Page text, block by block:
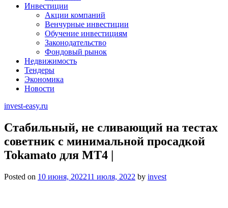
Инвестиции
Акции компаний
Венчурные инвестиции
Обучение инвестициям
Законодательство
Фондовый рынок
Недвижимость
Тендеры
Экономика
Новости
invest-easy.ru
Стабильный, не сливающий на тестах
советник с минимальной просадкой
Tokamato для МТ4 |
Posted on 10 июня, 202211 июля, 2022 by invest